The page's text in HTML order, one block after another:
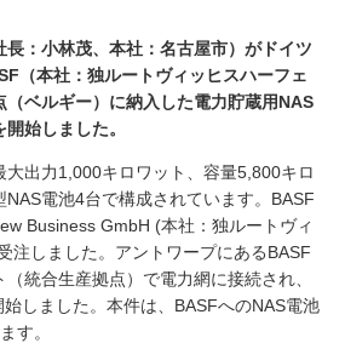
長：小林茂、本社：名古屋市）がドイツ
（本社：独ルートヴィッヒスハーフェ
（ベルギー）に納入した電力貯蔵用NAS
始しました。
出力1,000キロワット、容量5,800キロ
NAS電池4台で構成されています。BASF
Business GmbH (本社：独ルートヴィ
注しました。アントワープにあるBASF
統合生産拠点）で電力網に接続され、
しました。本件は、BASFへのNAS電池
す。